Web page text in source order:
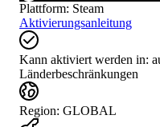
Plattform: Steam
Aktivierungsanleitung
Kann aktiviert werden in:
Länderbeschränkungen
Region: GLOBAL